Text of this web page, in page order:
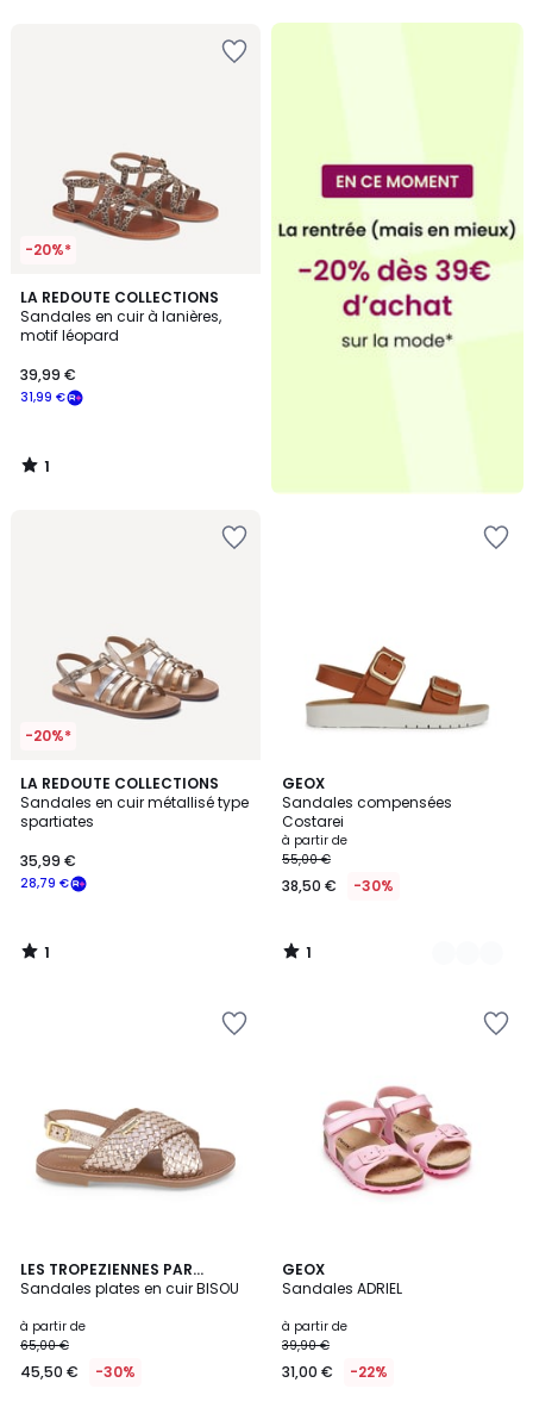
-20%*
LA REDOUTE COLLECTIONS
Sandales en cuir à lanières,
motif léopard
31,99 €
39,99 €
1
/
5
1
/
-20%*
LA REDOUTE COLLECTIONS
Sandales en cuir métallisé type
spartiates
28,79 €
35,99 €
1
/
5
1
/
GEOX
Sandales compensées
Costarei
à partir de
55,00 €
38,50 € -30%
1
/
5
2
Couleurs
1
/
LES TROPEZIENNES PAR
M.BELARBI
Sandales plates en cuir BISOU
à partir de
65,00 €
45,50 € -30%
2
Couleurs
GEOX
Sandales ADRIEL
à partir de
39,90 €
31,00 € -22%